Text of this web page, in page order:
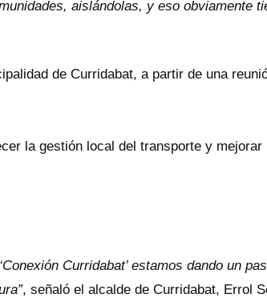
aislándolas, y eso obviamente
de Curridabat, a partir de una
la gestión local del transporte y mejorar
Curridabat’ estamos dando un
, señaló el alcalde de Curridabat, Errol